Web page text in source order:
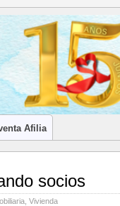
INMOBILIARIOS
Afilia
socios
Vivienda